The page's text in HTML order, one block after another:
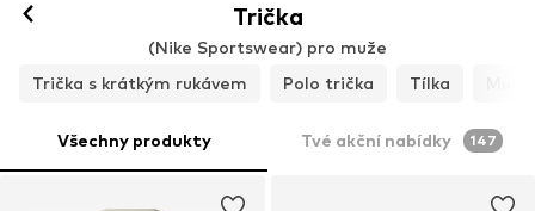
Trička
(Nike Sportswear) pro muže
Trička s krátkým rukávem
Polo trička Tílka
Všechny produkty Tvé akční nabídky 147